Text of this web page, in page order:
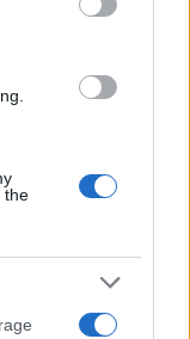
You may click to
party tags to
the
non le piace
Carter
Finn
di vigilare
lo dice, il